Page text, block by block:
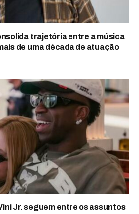
trajetória entre a música
de uma década de atuação
Jr. seguem entre os assuntos